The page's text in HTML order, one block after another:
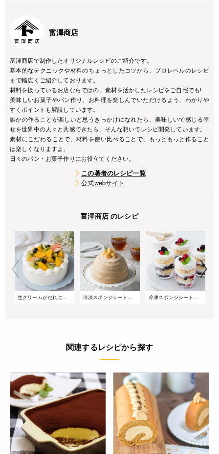
富澤商店
富澤商店で制作したオリジナルレシピのご紹介です。
基本的なテクニックや材料のちょっとしたコツから、プロレベルのレシピ
まで幅広くご紹介しております。
材料を扱っているお店ならではの、素材を活かしたレシピをご自宅でも!
美味しいお菓子やパン作り、お料理を楽しんでいただけるよう、わかりや
すくポイントも解説しています。
誰かの作ることが楽しいと思うきっかけになれたら、美味しいで感じる幸
せを世界中の人々と共感できたら、そんな想いでレシピ開発しています。
素材にこだわることで、材料を使い比べることで、もっともっと作ること
は楽しくなりますよ。
日々のパン・お菓子作りにお役立てください。
この著者のレシピ一覧
公式webサイト
富澤商店 のレシピ
生クリームがだれにくい!サマーショートケーキ 冷凍スポンジシートで簡単!桃とアールグレイのズコットケーキ 冷凍スポンジシートで簡単!重ねるだけのベリーグラスケーキ
関連するレシピから探す